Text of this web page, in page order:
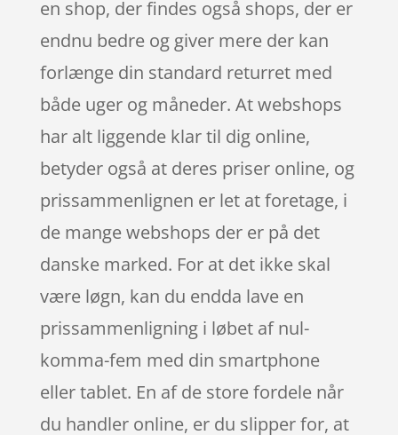
en shop, der findes også shops, der er
endnu bedre og giver mere der kan
forlænge din standard returret med
både uger og måneder. At webshops
har alt liggende klar til dig online,
betyder også at deres priser online, og
prissammenlignen er let at foretage, i
de mange webshops der er på det
danske marked. For at det ikke skal
være løgn, kan du endda lave en
prissammenligning i løbet af nul-
komma-fem med din smartphone
eller tablet. En af de store fordele når
du handler online, er du slipper for, at